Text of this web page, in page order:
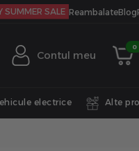
SUMMER SALE ReambalateBlog
Contul meu
0
electrice Alte